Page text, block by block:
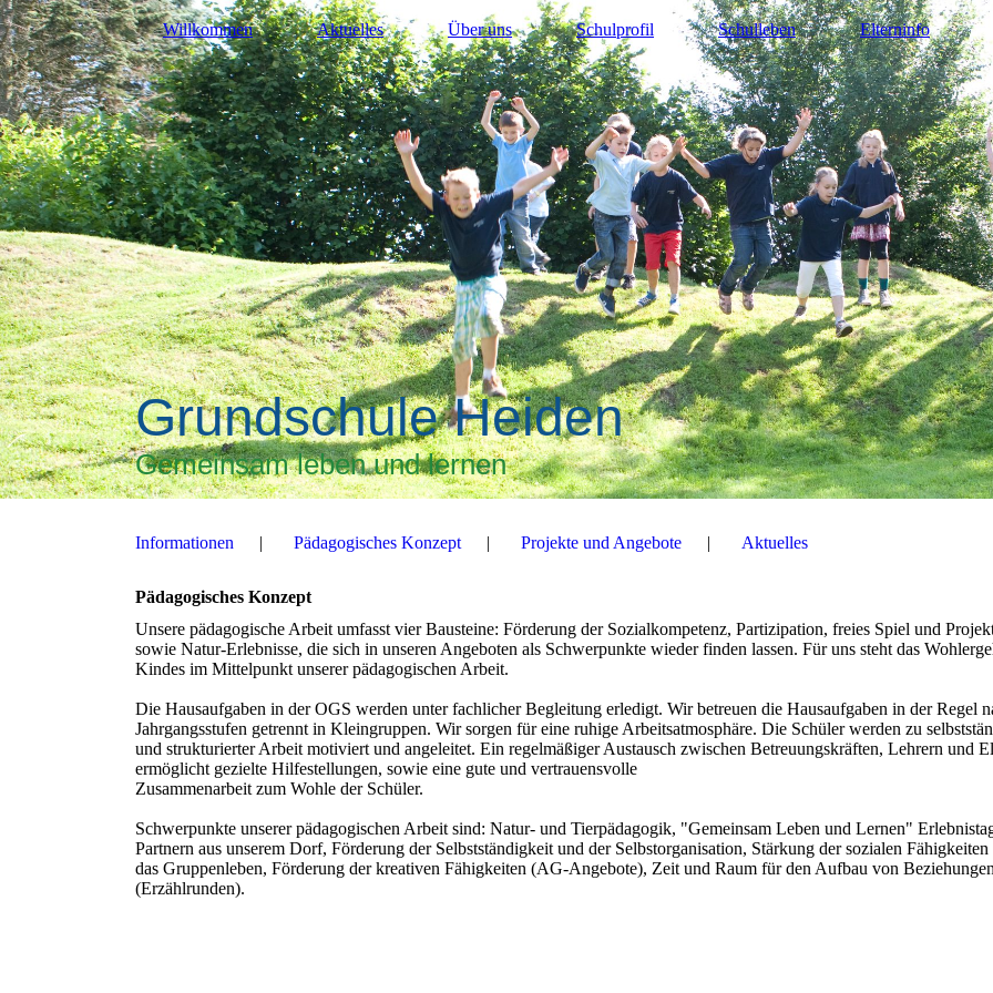
Willkommen Aktuelles Über uns Schulprofil Schulleben Elterninfo
Grundschule Heiden
Gemeinsam leben und lernen
Informationen Pädagogisches Konzept Projekte und Angebote Aktuelles
Pädagogisches Konzept
Unsere pädagogische Arbeit umfasst vier Bausteine: Förderung der Sozialkompetenz, Partizipation, freies Spiel und
sowie Natur-Erlebnisse, die sich in unseren Angeboten als Schwerpunkte wieder finden lassen. Für uns steht das
Kindes im Mittelpunkt unserer pädagogischen Arbeit.
Die Hausaufgaben in der OGS werden unter fachlicher Begleitung erledigt. Wir betreuen die Hausaufgaben in der Regel
Jahrgangsstufen getrennt in Kleingruppen. Wir sorgen für eine ruhige Arbeitsatmosphäre. Die Schüler werden zu
und strukturierter Arbeit motiviert und angeleitet. Ein regelmäßiger Austausch zwischen Betreuungskräften, Lehrern und
ermöglicht gezielte Hilfestellungen, sowie eine gute und vertrauensvolle
Zusammenarbeit zum Wohle der Schüler.
Schwerpunkte unserer pädagogischen Arbeit sind: Natur- und Tierpädagogik, "Gemeinsam Leben und Lernen"
Partnern aus unserem Dorf, Förderung der Selbstständigkeit und der Selbstorganisation, Stärkung der sozialen
das Gruppenleben, Förderung der kreativen Fähigkeiten (AG-Angebote), Zeit und Raum für den Aufbau von
(Erzählrunden).